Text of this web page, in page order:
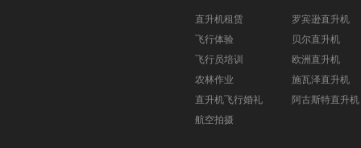
直升机租赁
飞行体验
飞行员培训
农林作业
直升机飞行婚礼
航空拍摄
罗宾逊直升机
贝尔直升机
欧洲直升机
施瓦泽直升机
阿古斯特直升机